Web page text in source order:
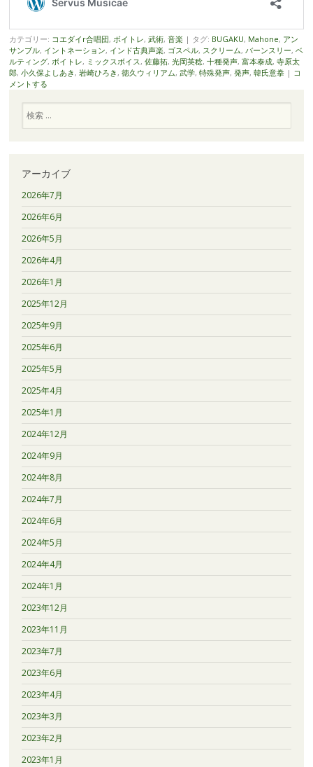
カテゴリー: コエダイr合唱団, ボイトレ, 武術, 音楽 | タグ: BUGAKU, Mahone, アン
サンブル, イントネーション, インド古典声楽, ゴスペル, スクリーム, バーンスリー, ベ
ルティング, ボイトレ, ミックスボイス , 佐藤拓, 光岡英稔, 十種発声, 富本泰成, 寺原太
郎, 小久保よしあき , 岩崎ひろき , 徳久ウィリアム, 武学, 特殊発声, 発声, 韓氏意拳 | コ
メントする
索
アーカイブ
2026年7月
2026年6月
2026年5月
2026年4月
2026年1月
2025年12月
2025年9月
2025年6月
2025年5月
2025年4月
2025年1月
2024年12月
2024年9月
2024年8月
2024年7月
2024年6月
2024年5月
2024年4月
2024年1月
2023年12月
2023年11月
2023年7月
2023年6月
2023年4月
2023年3月
2023年2月
2023年1月